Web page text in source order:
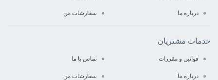
درباره‌ ما سفارشات من
خدمات مشتریان
قوانین و مقررات تماس با ما
درباره‌ ما سفارشات من